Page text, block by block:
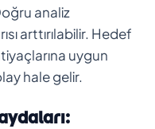
analiz
arttırılabilir. Hedef
uygun
hale gelir.